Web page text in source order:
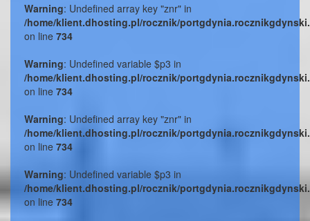
Warning: Undefined array key "znr" in
/home/klient.dhosting.pl/rocznik/
on line 734
Warning: Undefined variable $p3 in
/home/klient.dhosting.pl/rocznik/
on line 734
Warning: Undefined array key "znr" in
/home/klient.dhosting.pl/rocznik/
on line 734
Warning: Undefined variable $p3 in
/home/klient.dhosting.pl/rocznik/
on line 734